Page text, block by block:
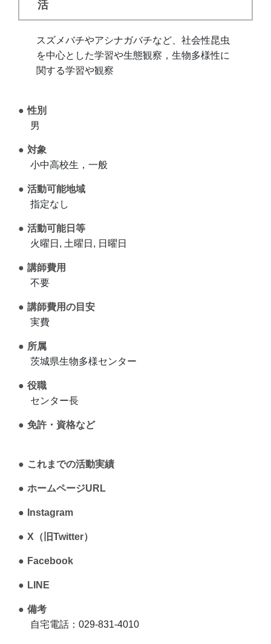
活
スズメバチやアシナガバチなど、社会性昆虫
を中心とした学習や生態観察， 生物多様性に
関する学習や観察
性別
男
対象
小中高校生，一般
活動可能地域
指定なし
活動可能日等
火曜日, 土曜日, 日曜日
講師費用
不要
講師費用の目安
実費
所属
茨城県生物多様センター
役職
センター長
免許・資格など
これまでの活動実績
ホームページURL
Instagram
X（旧Twitter）
Facebook
LINE
備考
自宅電話：029-831-4010